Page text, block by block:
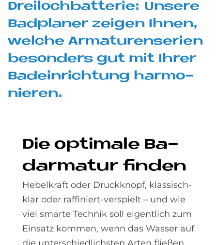
Drei­loch­bat­te­rie: Un­se­re
Bad­pla­ner zei­gen Ih­nen,
wel­che Ar­ma­turen­se­ri­en
be­son­ders gut mit Ih­rer
Ba­dein­rich­tung har­mo­
nie­ren.
Die op­ti­ma­le Ba­
dar­ma­tur fin­den
Hebelkraft oder Druckknopf, klassisch-
klar oder raffiniert-verspielt – und wie
viel smarte Technik soll eigentlich zum
Einsatz kommen, wenn das Wasser auf